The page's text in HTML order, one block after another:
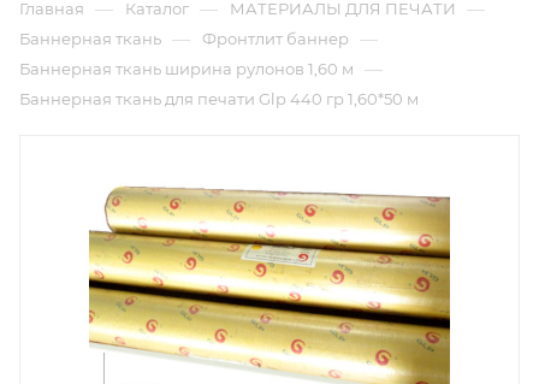
Главная — Каталог — МАТЕРИАЛЫ ДЛЯ ПЕЧАТИ —
Баннерная ткань — Фронтлит баннер —
Баннерная ткань ширина рулонов 1,60 м —
Баннерная ткань для печати Glp 440 гр 1,60*50 м